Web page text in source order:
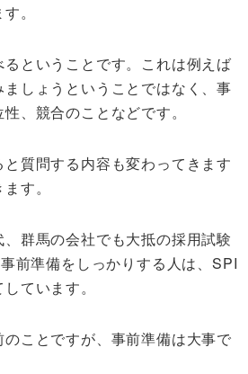
。
ということです。これは例えば
しょうということではなく、事
、競合のことなどです。
質問する内容も変わってきます
す。
群馬の会社でも大抵の採用試験
前準備をしっかりする人は、SPI
ています。
ことですが、事前準備は大事で